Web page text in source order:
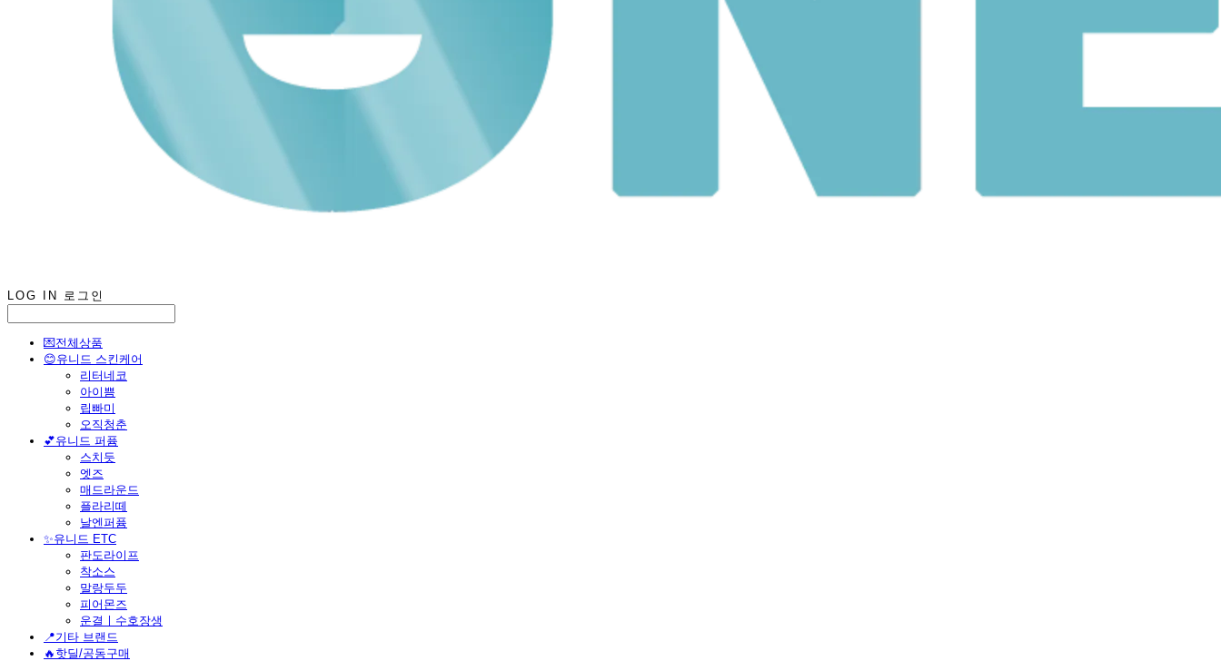
LOG IN 로그인
💌전체상품
😊유니드 스킨케어
리터네코
아이쁨
립빠미
오직청춘
💕유니드 퍼퓸
스치듯
엣즈
매드라운드
플라리떼
날엔퍼퓸
​✨유니드 ETC
판도라이프
착소스
말랑두두
피어몬즈
운결ㅣ수호장생
📍기타 브랜드
🔥핫딜/공동구매